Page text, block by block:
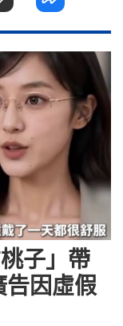
子」帶
告因虛假